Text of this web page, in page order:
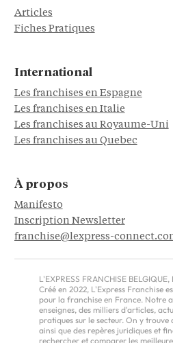
Articles
Fiches Pratiques
International
Les franchises en Espagne
Les franchises en Italie
Les franchises au Royaume-Uni
Les franchises au Quebec
À propos
Manifesto
Inscription Newsletter
franchise@lexpress-
L'EXPRESS FRANCHISE
Créé en 2022, L'Express Franchise
pour la franchise en France. Notre
enseignes, des milliers d'articles,
pratiques sur le secteur. On y trouve
ainsi que des repères juridiques et
rechercher et comparer les